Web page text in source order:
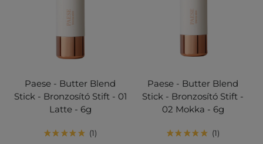
Paese - Butter Blend
Stick - Bronzosító Stift - 01
Latte - 6g
1
Paese - Butter Blend
Stick - Bronzosító Stift -
02 Mokka - 6g
1